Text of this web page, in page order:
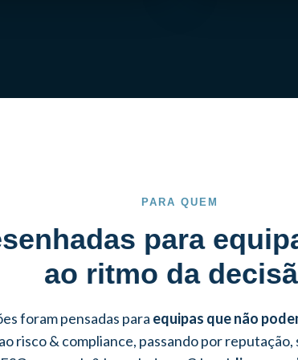
PARA QUEM
para
ao ritmo da
foram pensadas para equipas que não
risco & compliance, passando por